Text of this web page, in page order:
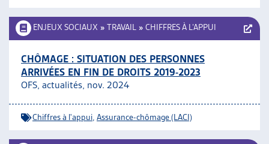
ENJEUX SOCIAUX » TRAVAIL » CHIFFRES À L’APPUI
CHÔMAGE : SITUATION DES PERSONNES
ARRIVÉES EN FIN DE DROITS 2019-2023
OFS, actualités, nov. 2024
Chiffres à l'appui Assurance-chômage (LACI)